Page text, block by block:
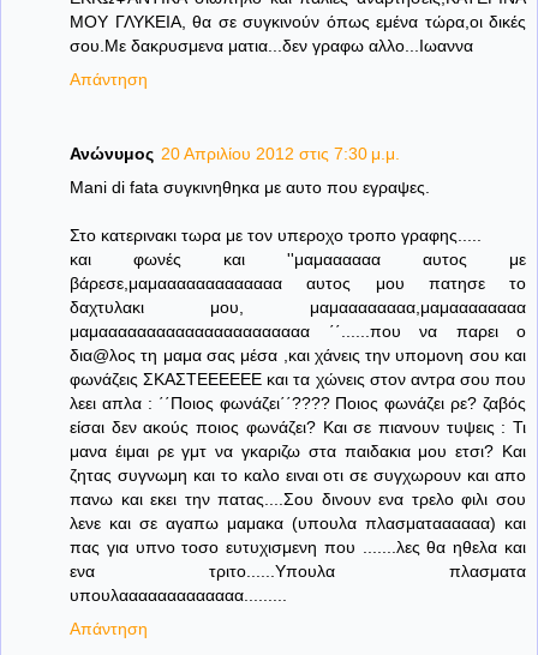
ΜΟΥ ΓΛΥΚΕΙΑ, θα σε συγκινούν όπως εμένα τώρα,οι δικές
σου.Με δακρυσμενα ματια...δεν γραφω αλλο...Ιωαννα
Απάντηση
Ανώνυμος 20 Απριλίου 2012 στις 7:30 μ.μ.
Mani di fata συγκινηθηκα με αυτο που εγραψες.
Στο κατερινακι τωρα με τον υπεροχο τροπο γραφης.....
και φωνές και ''μαμαααααα αυτος με
βάρεσε,μαμααααααααααααα αυτος μου πατησε το
δαχτυλακι μου, μαμαααααααα,μαμαααααααα
μαμαααααααααααααααααααααα ΄΄......που να παρει ο
δια@λος τη μαμα σας μέσα ,και χάνεις την υπομονη σου και
φωνάζεις ΣΚΑΣΤΕΕΕΕΕΕ και τα χώνεις στον αντρα σου που
λεει απλα : ΄΄Ποιος φωνάζει΄΄???? Ποιος φωνάζει ρε? ζαβός
είσαι δεν ακούς ποιος φωνάζει? Και σε πιανουν τυψεις : Τι
μανα έιμαι ρε γμτ να γκαριζω στα παιδακια μου ετσι? Και
ζητας συγνωμη και το καλο ειναι οτι σε συγχωρουν και απο
πανω και εκει την πατας....Σου δινουν ενα τρελο φιλι σου
λενε και σε αγαπω μαμακα (υπουλα πλασματαααααα) και
πας για υπνο τοσο ευτυχισμενη που .......λες θα ηθελα και
ενα τριτο......Υπουλα πλασματα
υπουλααααααααααααα.........
Απάντηση